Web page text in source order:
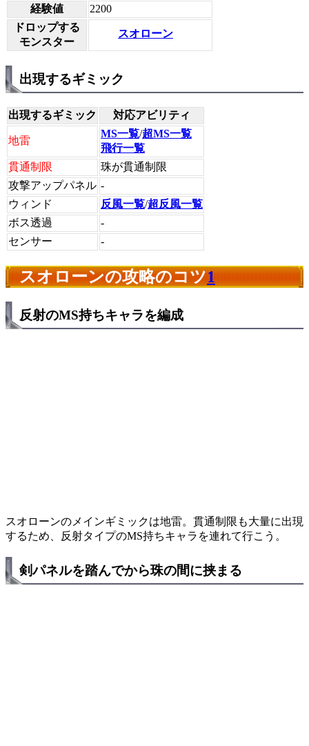
経験値
2200
ドロップする
モンスター
スオローン
出現するギミック
出現するギミック 対応アビリティ
地雷
MS一覧/超MS一覧
飛行一覧
貫通制限
珠が貫通制限
攻撃アップパネル -
ウィンド
反風一覧/超反風一覧
ボス透過
-
センサー
-
スオローンの攻略のコツ1
反射のMS持ちキャラを編成
スオローンのメインギミックは地雷。貫通制限も大量に出現
するため、反射タイプのMS持ちキャラを連れて行こう。
剣パネルを踏んでから珠の間に挟まる